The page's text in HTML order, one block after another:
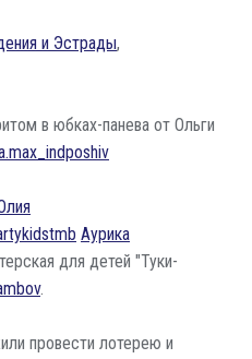
и Эстрады,
в юбках-панева от Ольги
Аурика
для детей "Туки-
.
провести лотерею и